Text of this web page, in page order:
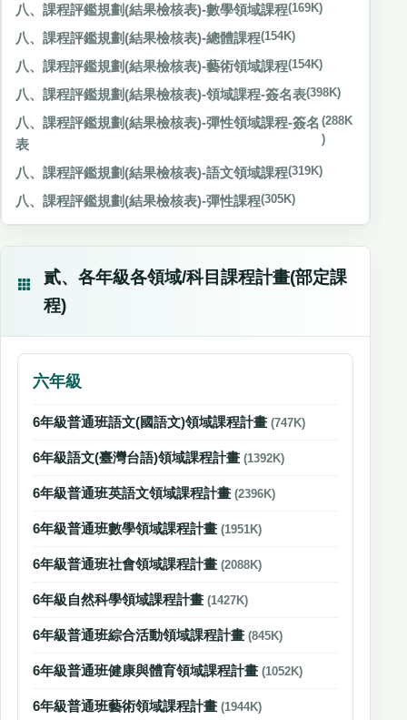
八、課程評鑑規劃(結果檢核表)-數學領域課程(169K)
八、課程評鑑規劃(結果檢核表)-總體課程(154K)
八、課程評鑑規劃(結果檢核表)-藝術領域課程(154K)
八、課程評鑑規劃(結果檢核表)-領域課程-簽名表(398K)
八、課程評鑑規劃(結果檢核表)-彈性領域課程-簽名
表
(288K
)
八、課程評鑑規劃(結果檢核表)-語文領域課程(319K)
八、課程評鑑規劃(結果檢核表)-彈性課程(305K)
貳、各年級各領域/科目課程計畫(部定課
程)
六年級
6年級普通班語文(國語文)領域課程計畫 (747K)
6年級語文(臺灣台語)領域課程計畫 (1392K)
6年級普通班英語文領域課程計畫 (2396K)
6年級普通班數學領域課程計畫 (1951K)
6年級普通班社會領域課程計畫 (2088K)
6年級自然科學領域課程計畫 (1427K)
6年級普通班綜合活動領域課程計畫 (845K)
6年級普通班健康與體育領域課程計畫 (1052K)
6年級普通班藝術領域課程計畫 (1944K)